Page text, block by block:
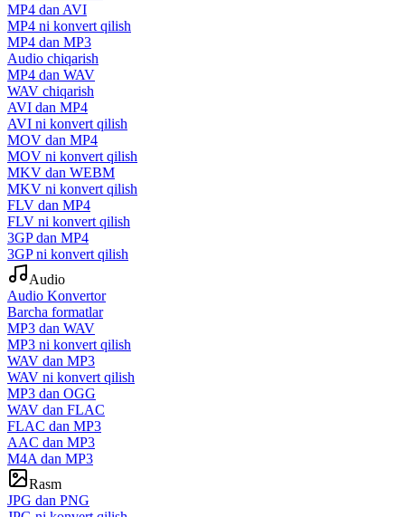
MP4 dan AVI
MP4 ni konvert qilish
MP4 dan MP3
Audio chiqarish
MP4 dan WAV
WAV chiqarish
AVI dan MP4
AVI ni konvert qilish
MOV dan MP4
MOV ni konvert qilish
MKV dan WEBM
MKV ni konvert qilish
FLV dan MP4
FLV ni konvert qilish
3GP dan MP4
3GP ni konvert qilish
Audio
Audio Konvertor
Barcha formatlar
MP3 dan WAV
MP3 ni konvert qilish
WAV dan MP3
WAV ni konvert qilish
MP3 dan OGG
WAV dan FLAC
FLAC dan MP3
AAC dan MP3
M4A dan MP3
Rasm
JPG dan PNG